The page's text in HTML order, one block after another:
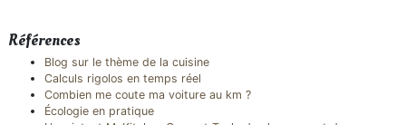
Références
Blog sur le thème de la cuisine
Calculs rigolos en temps réel
Combien me coute ma voiture au km ?
Écologie en pratique